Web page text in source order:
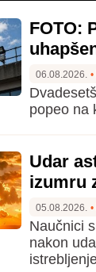
FOTO:
06.08.2026. •
popeo na
Udar
izumru
05.08.2026. •
Naučnici
nakon